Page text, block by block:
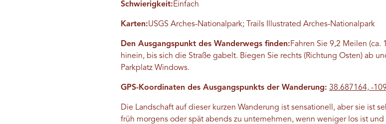
Schwierigkeit:Einfach
Karten:USGS Arches-Nationalpark; Trails Illustrated Arches-Nationalpark
Den Ausgangspunkt des Wanderwegs finden:Fahren Sie 9,2 Meilen (ca.
hinein, bis sich die Straße gabelt. Biegen Sie rechts (Richtung Osten) ab
Parkplatz Windows.
GPS-Koordinaten des Ausgangspunkts der Wanderung: 38.687164, -
Die Landschaft auf dieser kurzen Wanderung ist sensationell, aber sie ist
früh morgens oder spät abends zu unternehmen, wenn weniger los ist